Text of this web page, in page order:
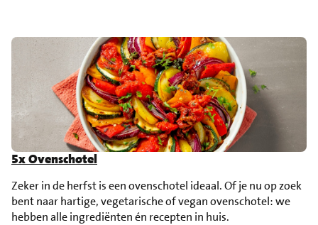
5x Ovenschotel
Zeker in de herfst is een ovenschotel ideaal. Of je nu op zoek
bent naar hartige, vegetarische of vegan ovenschotel: we
hebben alle ingrediënten én recepten in huis.